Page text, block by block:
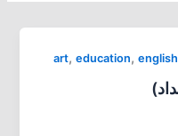
art, education, english